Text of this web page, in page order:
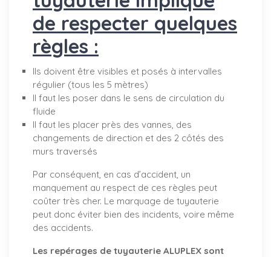
de respecter quelques
règles :
Ils doivent être visibles et posés à intervalles
régulier (tous les 5 mètres)
Il faut les poser dans le sens de circulation du
fluide
Il faut les placer près des vannes, des
changements de direction et des 2 côtés des
murs traversés
Par conséquent, en cas d’accident, un
manquement au respect de ces règles peut
coûter très cher. Le marquage de tuyauterie
peut donc éviter bien des incidents, voire même
des accidents.
Les repérages de tuyauterie ALUPLEX sont